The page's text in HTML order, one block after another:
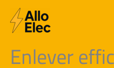
contenu
Enlever